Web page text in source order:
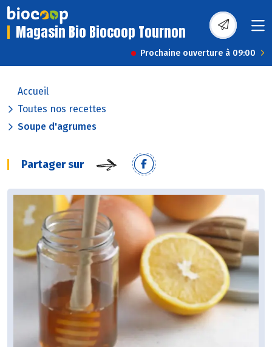
Magasin Bio Biocoop Tournon
Prochaine ouverture à 09:00
Accueil
Toutes nos recettes
Soupe d'agrumes
Partager sur